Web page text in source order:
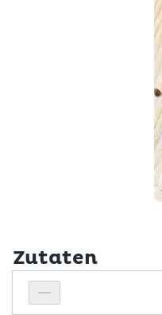
Zutaten
Personenanzahl verringern
Personenanzahl